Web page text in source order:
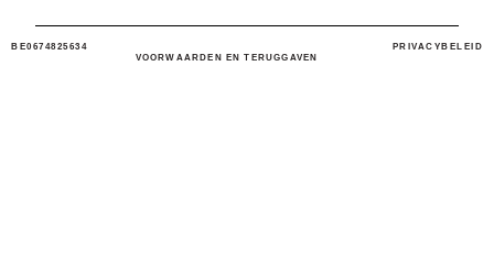
PRIVACYBELEID
BE0674825634
VOORWAARDEN EN TERUGGAVEN